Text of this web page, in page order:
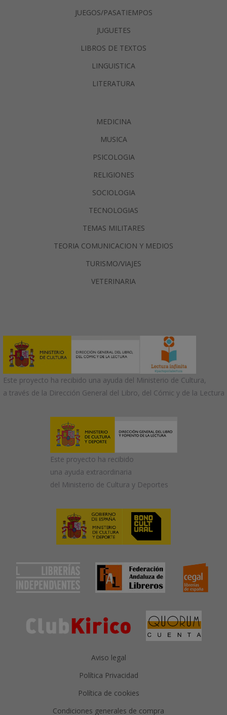
JUEGOS/PASATIEMPOS
JUGUETES
LIBROS DE TEXTOS
LINGUISTICA
LITERATURA
MEDICINA
MUSICA
PSICOLOGIA
RELIGIONES
SOCIOLOGIA
TECNOLOGIAS
TEMAS MILITARES
TEORIA COMUNICACION Y MEDIOS
TURISMO/VIAJES
VETERINARIA
Este proyecto ha recibido una ayuda del Ministerio de Cultura,
a través de la Dirección General del Libro, del Cómic y de la Lectura
Este proyecto ha recibido
una ayuda extraordinaria
del Ministerio de Cultura y Deportes
Aviso legal
Política Privacidad
Política de cookies
Condiciones generales de compra